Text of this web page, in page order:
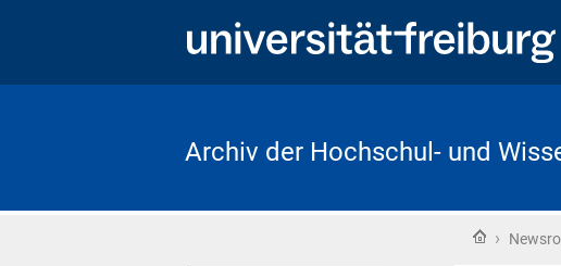
Archiv der Hochschul- und
Startseite
›